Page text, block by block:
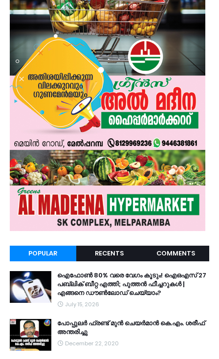
POPULAR RECENTS COMMENTS
ഐഫോൺ 80% വരെ വേഗം കൂടും! ഐഒഎസ് 27
പബ്ലിക് ബീറ്റ എത്തി; പുത്തൻ ഫീച്ചറുകൾ |
എങ്ങനെ ഡൗൺലോഡ് ചെയ്യാം?
July 15, 2026
പോപ്പുലർ ഫ്രണ്ട്​ മുൻ ചെയർമാൻ കെ.എം. ശരീഫ്​
അന്തരിച്ചു
December 22, 2020